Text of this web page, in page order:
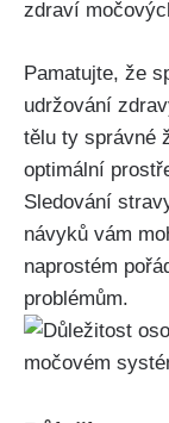
zdraví
Pamatujte, že
udržování
tělu ty správné
optimální⁤
Sledování
⁢návyků vám‌
naprostém
problémům.